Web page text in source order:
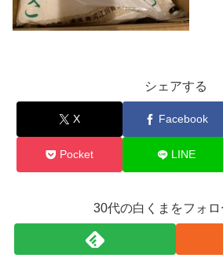
シェアする
X Facebook
Pocket LINE
30代の白くまをフォロ